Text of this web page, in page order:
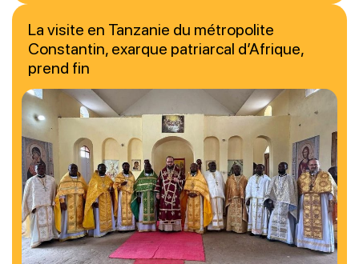
La visite en Tanzanie du métropolite
Constantin, exarque patriarcal d’Afrique,
prend fin